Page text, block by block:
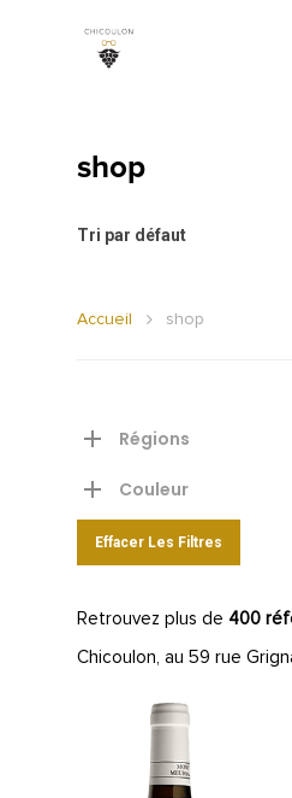
shop
Tri par défaut
Accueil shop
Régions
Couleur
Effacer Les Filtres
Retrouvez plus de 400
Chicoulon, au 59 rue